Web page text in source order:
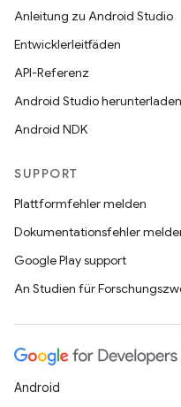
Anleitung zu Android Studio
Entwicklerleitfäden
API-Referenz
Android Studio herunterladen
Android NDK
SUPPORT
Plattformfehler melden
Dokumentationsfehler
Google Play support
An Studien für
Android